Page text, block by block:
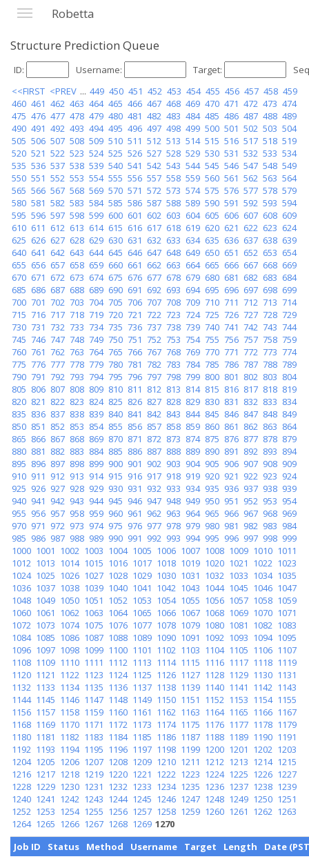
Robetta
Structure Prediction Queue
ID: Username: Target:
<<FIRST <PREV ... 449 450 451 452 453 454 455 456 457 458 459
460 461 462 463 464 465 466 467 468 469 470 471 472 473 474
475 476 477 478 479 480 481 482 483 484 485 486 487 488 489
490 491 492 493 494 495 496 497 498 499 500 501 502 503 504
505 506 507 508 509 510 511 512 513 514 515 516 517 518 519
520 521 522 523 524 525 526 527 528 529 530 531 532 533 534
535 536 537 538 539 540 541 542 543 544 545 546 547 548 549
550 551 552 553 554 555 556 557 558 559 560 561 562 563 564
565 566 567 568 569 570 571 572 573 574 575 576 577 578 579
580 581 582 583 584 585 586 587 588 589 590 591 592 593 594
595 596 597 598 599 600 601 602 603 604 605 606 607 608 609
610 611 612 613 614 615 616 617 618 619 620 621 622 623 624
625 626 627 628 629 630 631 632 633 634 635 636 637 638 639
640 641 642 643 644 645 646 647 648 649 650 651 652 653 654
655 656 657 658 659 660 661 662 663 664 665 666 667 668 669
670 671 672 673 674 675 676 677 678 679 680 681 682 683 684
685 686 687 688 689 690 691 692 693 694 695 696 697 698 699
700 701 702 703 704 705 706 707 708 709 710 711 712 713 714
715 716 717 718 719 720 721 722 723 724 725 726 727 728 729
730 731 732 733 734 735 736 737 738 739 740 741 742 743 744
745 746 747 748 749 750 751 752 753 754 755 756 757 758 759
760 761 762 763 764 765 766 767 768 769 770 771 772 773 774
775 776 777 778 779 780 781 782 783 784 785 786 787 788 789
790 791 792 793 794 795 796 797 798 799 800 801 802 803 804
805 806 807 808 809 810 811 812 813 814 815 816 817 818 819
820 821 822 823 824 825 826 827 828 829 830 831 832 833 834
835 836 837 838 839 840 841 842 843 844 845 846 847 848 849
850 851 852 853 854 855 856 857 858 859 860 861 862 863 864
865 866 867 868 869 870 871 872 873 874 875 876 877 878 879
880 881 882 883 884 885 886 887 888 889 890 891 892 893 894
895 896 897 898 899 900 901 902 903 904 905 906 907 908 909
910 911 912 913 914 915 916 917 918 919 920 921 922 923 924
925 926 927 928 929 930 931 932 933 934 935 936 937 938 939
940 941 942 943 944 945 946 947 948 949 950 951 952 953 954
955 956 957 958 959 960 961 962 963 964 965 966 967 968 969
970 971 972 973 974 975 976 977 978 979 980 981 982 983 984
985 986 987 988 989 990 991 992 993 994 995 996 997 998 999
1000 1001 1002 1003 1004 1005 1006 1007 1008 1009 1010 1011
1012 1013 1014 1015 1016 1017 1018 1019 1020 1021 1022 1023
1024 1025 1026 1027 1028 1029 1030 1031 1032 1033 1034 1035
1036 1037 1038 1039 1040 1041 1042 1043 1044 1045 1046 1047
1048 1049 1050 1051 1052 1053 1054 1055 1056 1057 1058 1059
1060 1061 1062 1063 1064 1065 1066 1067 1068 1069 1070 1071
1072 1073 1074 1075 1076 1077 1078 1079 1080 1081 1082 1083
1084 1085 1086 1087 1088 1089 1090 1091 1092 1093 1094 1095
1096 1097 1098 1099 1100 1101 1102 1103 1104 1105 1106 1107
1108 1109 1110 1111 1112 1113 1114 1115 1116 1117 1118 1119
1120 1121 1122 1123 1124 1125 1126 1127 1128 1129 1130 1131
1132 1133 1134 1135 1136 1137 1138 1139 1140 1141 1142 1143
1144 1145 1146 1147 1148 1149 1150 1151 1152 1153 1154 1155
1156 1157 1158 1159 1160 1161 1162 1163 1164 1165 1166 1167
1168 1169 1170 1171 1172 1173 1174 1175 1176 1177 1178 1179
1180 1181 1182 1183 1184 1185 1186 1187 1188 1189 1190 1191
1192 1193 1194 1195 1196 1197 1198 1199 1200 1201 1202 1203
1204 1205 1206 1207 1208 1209 1210 1211 1212 1213 1214 1215
1216 1217 1218 1219 1220 1221 1222 1223 1224 1225 1226 1227
1228 1229 1230 1231 1232 1233 1234 1235 1236 1237 1238 1239
1240 1241 1242 1243 1244 1245 1246 1247 1248 1249 1250 1251
1252 1253 1254 1255 1256 1257 1258 1259 1260 1261 1262 1263
1264 1265 1266 1267 1268 1269 1270
Job ID
Status Method Username Target Length
Date